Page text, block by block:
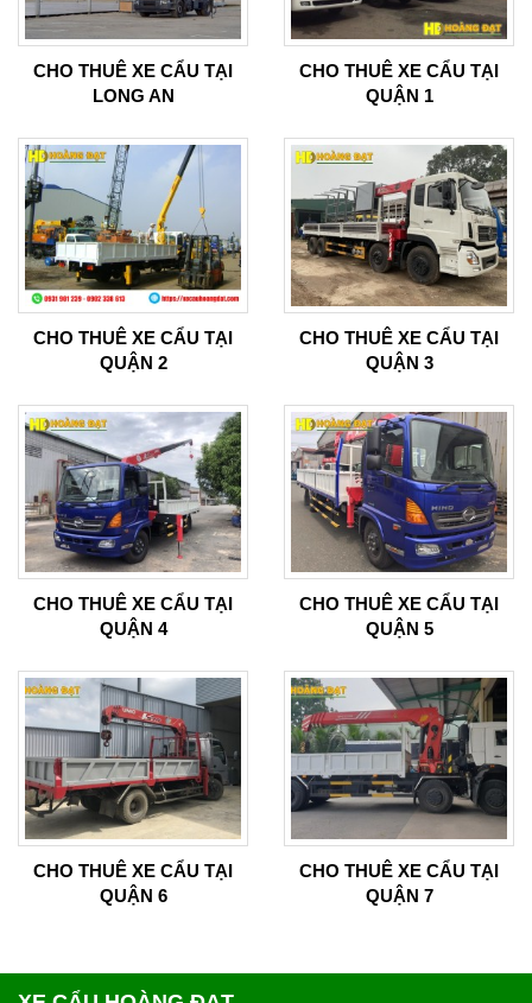
CHO THUÊ XE CẨU TẠI
LONG AN
CHO THUÊ XE CẨU TẠI
QUẬN 1
CHO THUÊ XE CẨU TẠI
QUẬN 2
CHO THUÊ XE CẨU TẠI
QUẬN 3
CHO THUÊ XE CẨU TẠI
QUẬN 4
CHO THUÊ XE CẨU TẠI
QUẬN 5
CHO THUÊ XE CẨU TẠI
QUẬN 6
CHO THUÊ XE CẨU TẠI
QUẬN 7